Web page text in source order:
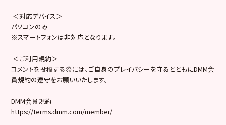
＜対応デバイス＞
パソコンのみ
※スマートフォンは非対応となります。
＜ご利用規約＞
コメントを投稿する際には、ご自身のプレイバシーを守るとともにDMM会
員規約の遵守をお願いいたします。
DMM会員規約
https://terms.dmm.com/member/